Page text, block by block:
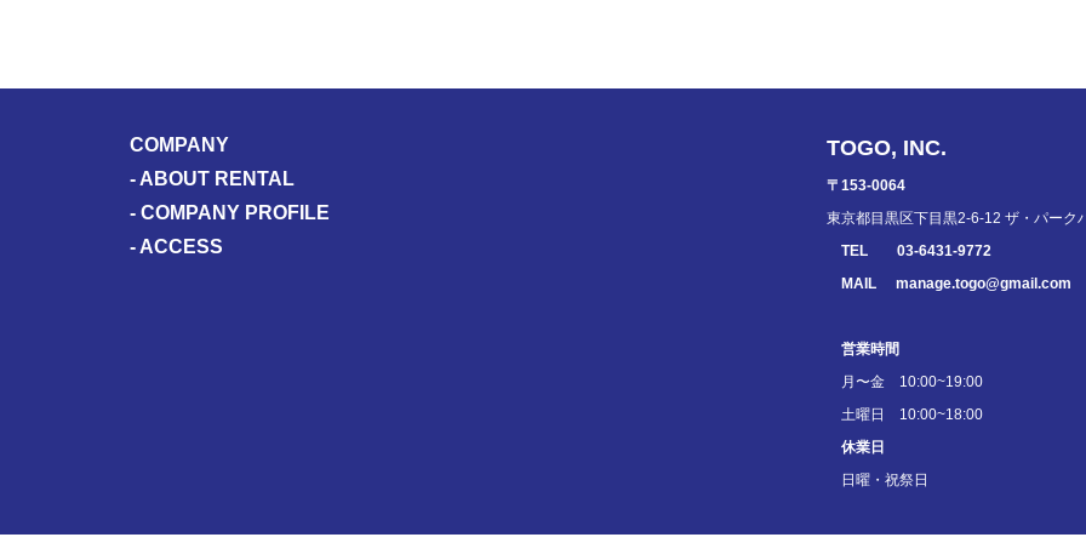
COMPANY
- ABOUT RENTAL
- COMPANY PROFILE
- ACCESS
TOGO, INC.
〒153-0064
東京都目黒区下目黒2-6-12 ザ・パーク
TEL 03-6431-9772
MAIL
manage.togo@gmail.com
営業時間
月〜金 10:00~19:00
土曜日 10:00~18:00
休業日
日曜・祝祭日